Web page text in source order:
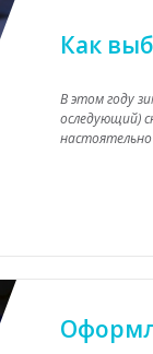
Как
В этом году
оследующий)